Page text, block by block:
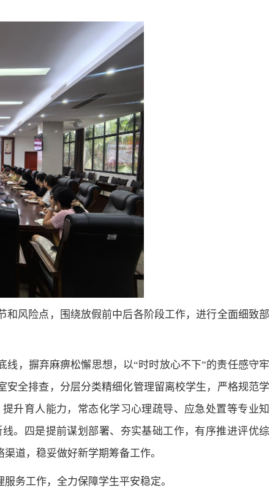
风险点，围绕放假前中后各阶段工作，进行全面细致部
，摒弃麻痹松懈思想，以“时时放心不下”的责任感守牢
全排查，分层分类精细化管理留离校学生，严格规范学
升育人能力，常态化学习心理疏导、应急处置等专业知
。四是提前谋划部署、夯实基础工作，有序推进评优综
道，稳妥做好新学期筹备工作。
务工作，全力保障学生平安稳定。